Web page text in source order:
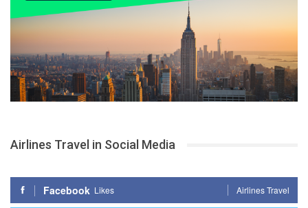
Airlines Travel in Social Media
Facebook Likes Airlines Travel